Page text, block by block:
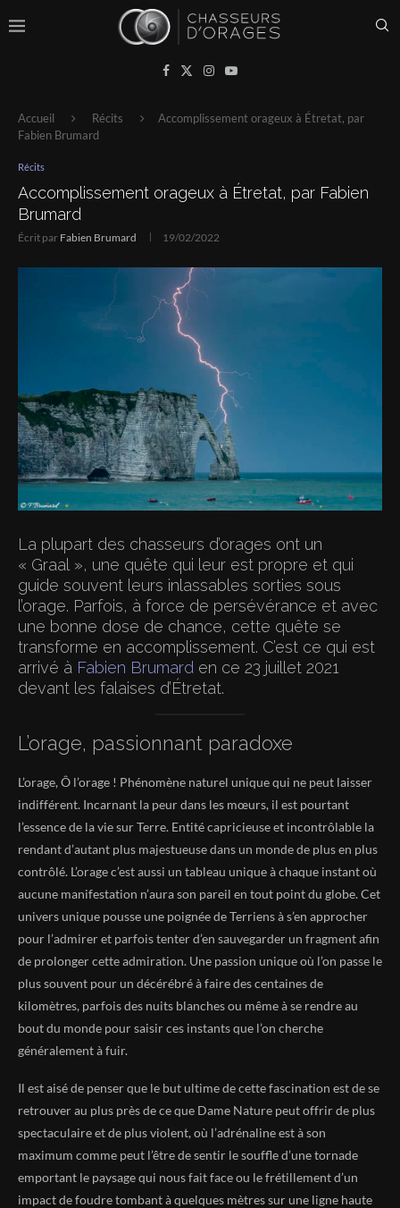
Accueil Récits
Accomplissement orageux à Étretat, par
Fabien Brumard
Récits
Accomplissement orageux à Étretat, par Fabien
Brumard
Écrit par Fabien Brumard 19/02/2022
La plupart des chasseurs d’orages ont un
« Graal », une quête qui leur est propre et qui
guide souvent leurs inlassables sorties sous
l’orage. Parfois, à force de persévérance et avec
une bonne dose de chance, cette quête se
transforme en accomplissement. C’est ce qui est
arrivé à Fabien Brumard en ce 23 juillet 2021
devant les falaises d’Étretat.
L’orage, passionnant paradoxe
L’orage, Ô l’orage ! Phénomène naturel unique qui ne peut laisser
indifférent. Incarnant la peur dans les mœurs, il est pourtant
l’essence de la vie sur Terre. Entité capricieuse et incontrôlable la
rendant d’autant plus majestueuse dans un monde de plus en plus
contrôlé. L’orage c’est aussi un tableau unique à chaque instant où
aucune manifestation n’aura son pareil en tout point du globe. Cet
univers unique pousse une poignée de Terriens à s’en approcher
pour l’admirer et parfois tenter d’en sauvegarder un fragment afin
de prolonger cette admiration. Une passion unique où l’on passe le
plus souvent pour un décérébré à faire des centaines de
kilomètres, parfois des nuits blanches ou même à se rendre au
bout du monde pour saisir ces instants que l’on cherche
généralement à fuir.
Il est aisé de penser que le but ultime de cette fascination est de se
retrouver au plus près de ce que Dame Nature peut offrir de plus
spectaculaire et de plus violent, où l’adrénaline est à son
maximum comme peut l’être de sentir le souffle d’une tornade
emportant le paysage qui nous fait face ou le frétillement d’un
impact de foudre tombant à quelques mètres sur une ligne haute